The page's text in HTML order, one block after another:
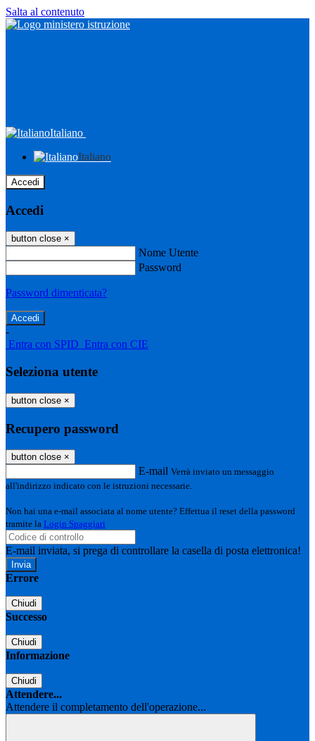
Salta al contenuto
Italiano
Italiano
Accedi
Accedi
button close ×
Nome Utente
Password
Password dimenticata?
-
Entra con SPID Entra con CIE
Seleziona utente
button close ×
Recupero password
button close ×
E-mail Verrà inviato un messaggio
all'indirizzo indicato con le istruzioni necessarie.
Non hai una e-mail associata al nome utente? Effettua il reset della password
tramite la Login Spaggiari
E-mail inviata, si prega di controllare la casella di posta elettronica!
Errore
Chiudi
Successo
Chiudi
Informazione
Chiudi
Attendere...
Attendere il completamento dell'operazione...